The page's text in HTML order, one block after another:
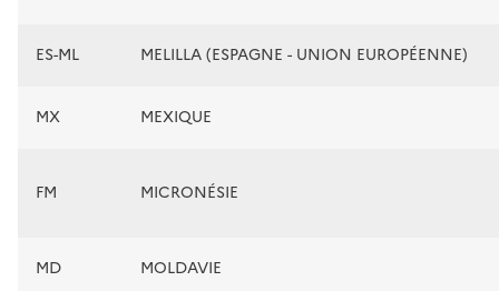
ES-ML MELILLA (ESPAGNE - UNION EUROPÉENNE)
MX MEXIQUE
FM MICRONÉSIE
MD MOLDAVIE